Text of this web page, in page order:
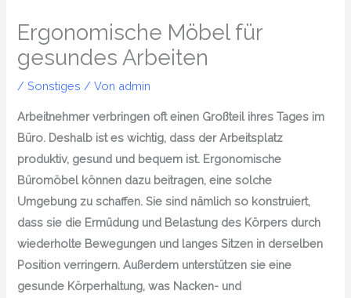
Ergonomische Möbel für
gesundes Arbeiten
/Sonstiges / Von admin
Arbeitnehmer verbringen oft einen Großteil ihres Tages im
Büro. Deshalb ist es wichtig, dass der Arbeitsplatz
produktiv, gesund und bequem ist. Ergonomische
Büromöbel können dazu beitragen, eine solche
Umgebung zu schaffen. Sie sind nämlich so konstruiert,
dass sie die Ermüdung und Belastung des Körpers durch
wiederholte Bewegungen und langes Sitzen in derselben
Position verringern. Außerdem unterstützen sie eine
gesunde Körperhaltung, was Nacken- und